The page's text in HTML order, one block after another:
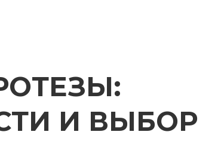
И ВЫБОР